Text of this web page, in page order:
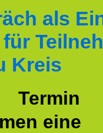
als
Kreis
eine